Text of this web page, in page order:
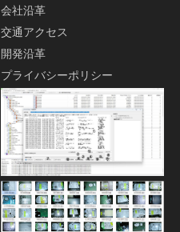
会社沿革
交通アクセス
開発沿革
プライバシーポリシー